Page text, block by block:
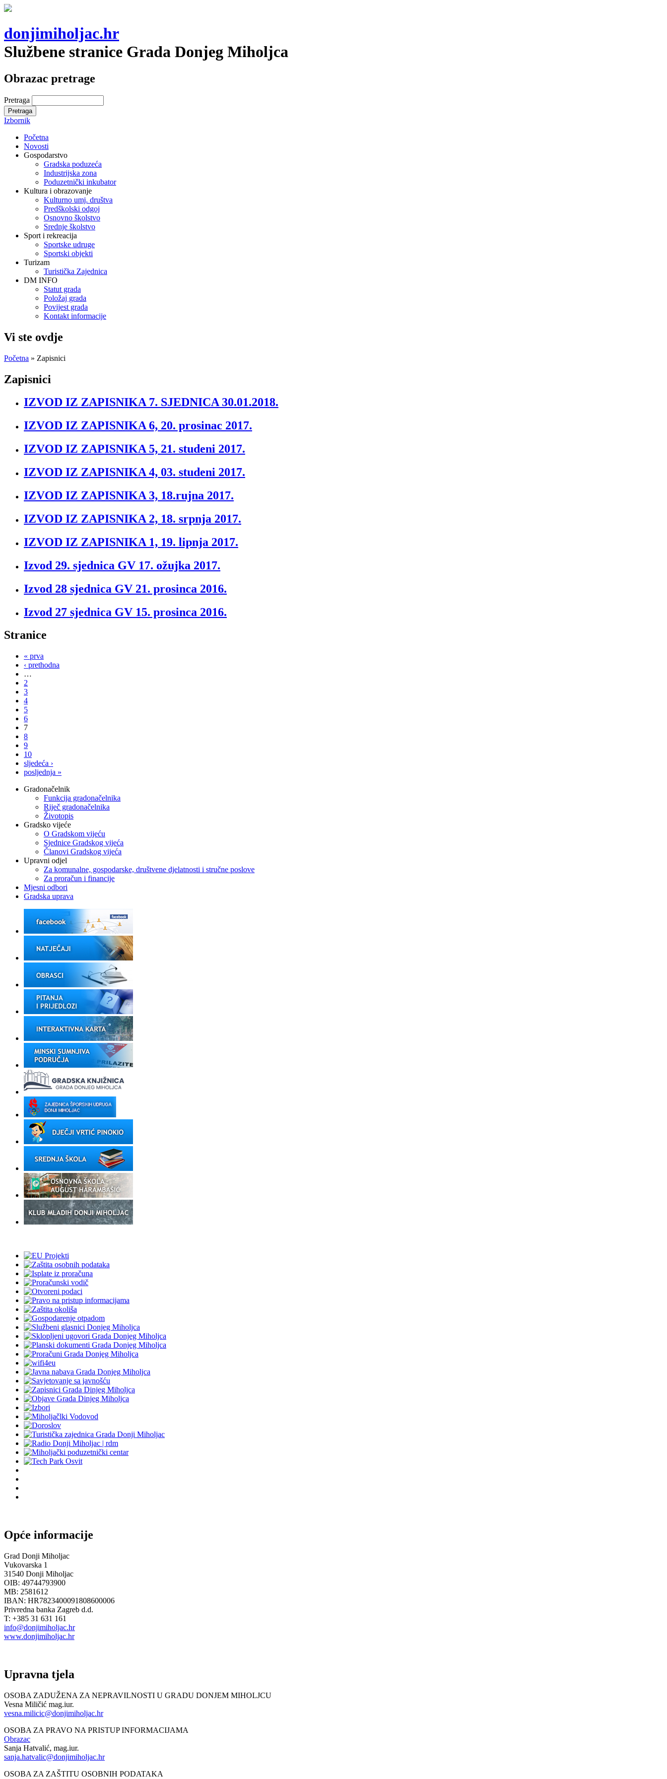
donjimiholjac.hr
Službene stranice Grada Donjeg Miholjca
Obrazac pretrage
Pretraga
Izbornik
Početna
Novosti
Gospodarstvo
Gradska poduzeća
Industrijska zona
Poduzetnički inkubator
Kultura i obrazovanje
Kulturno umj. društva
Predškolski odgoj
Osnovno školstvo
Srednje školstvo
Sport i rekreacija
Sportske udruge
Sportski objekti
Turizam
Turistička Zajednica
DM INFO
Statut grada
Položaj grada
Povijest grada
Kontakt informacije
Vi ste ovdje
Početna » Zapisnici
Zapisnici
IZVOD IZ ZAPISNIKA 7. SJEDNICA 30.01.2018.
IZVOD IZ ZAPISNIKA 6, 20. prosinac 2017.
IZVOD IZ ZAPISNIKA 5, 21. studeni 2017.
IZVOD IZ ZAPISNIKA 4, 03. studeni 2017.
IZVOD IZ ZAPISNIKA 3, 18.rujna 2017.
IZVOD IZ ZAPISNIKA 2, 18. srpnja 2017.
IZVOD IZ ZAPISNIKA 1, 19. lipnja 2017.
Izvod 29. sjednica GV 17. ožujka 2017.
Izvod 28 sjednica GV 21. prosinca 2016.
Izvod 27 sjednica GV 15. prosinca 2016.
Stranice
« prva
‹ prethodna
…
2
3
4
5
6
7
8
9
10
sljedeća ›
posljednja »
Gradonačelnik
Funkcija gradonačelnika
Riječ gradonačelnika
Životopis
Gradsko vijeće
O Gradskom vijeću
Sjednice Gradskog vijeća
Članovi Gradskog vijeća
Upravni odjel
Za komunalne, gospodarske, društvene djelatnosti i stručne poslove
Za proračun i financije
Mjesni odbori
Gradska uprava
Opće informacije
Grad Donji Miholjac
Vukovarska 1
31540 Donji Miholjac
OIB: 49744793900
MB: 2581612
IBAN: HR7823400091808600006
Privredna banka Zagreb d.d.
T: +385 31 631 161
info@donjimiholjac.hr
www.donjimiholjac.hr
Upravna tjela
OSOBA ZADUŽENA ZA NEPRAVILNOSTI U GRADU DONJEM MIHOLJCU
Vesna Miličić mag.iur.
vesna.milicic@donjimiholjac.hr
OSOBA ZA PRAVO NA PRISTUP INFORMACIJAMA
Obrazac
Sanja Hatvalić, mag.iur.
sanja.hatvalic@donjimiholjac.hr
OSOBA ZA ZAŠTITU OSOBNIH PODATAKA